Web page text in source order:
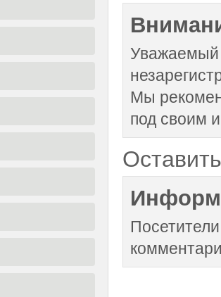
Уважаемый
Мы
под своим